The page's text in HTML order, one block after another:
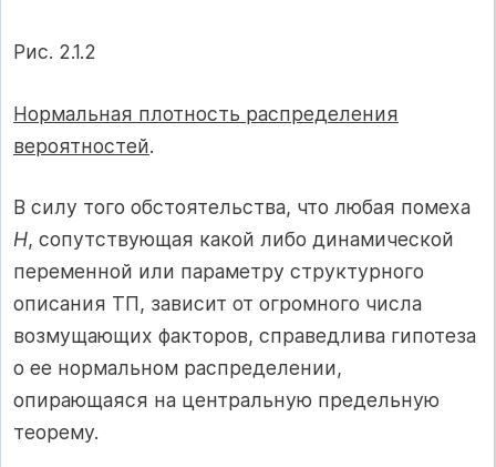
Рис. 2.1.2
Нормальная плотность распределения
вероятностей.
В силу того обстоятельства, что любая помеха
H, сопутствующая какой либо динамической
переменной или параметру структурного
описания ТП, зависит от огромного числа
возмущающих факторов, справедлива гипотеза
о ее нормальном распределении,
опирающаяся на центральную предельную
теорему.